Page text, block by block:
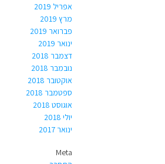
אפריל 2019
מרץ 2019
פברואר 2019
ינואר 2019
דצמבר 2018
נובמבר 2018
אוקטובר 2018
ספטמבר 2018
אוגוסט 2018
יולי 2018
ינואר 2017
Meta